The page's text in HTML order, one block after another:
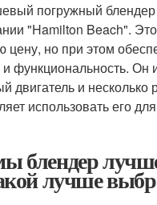
погружный блендер
"Hamilton Beach".
но при этом
функциональность. Он
двигатель и несколько
использовать его
блендер
лучше